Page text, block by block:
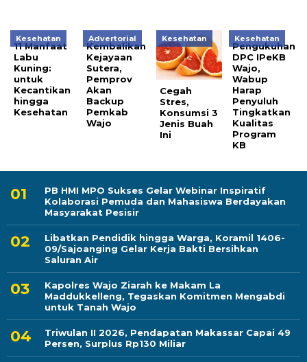
Kesehatan
11 Manfaat
Labu
Kuning:
untuk
Kecantikan
hingga
Kesehatan
Advertorial
Kembalikan
Kejayaan
Sutera,
Pemprov
Akan
Backup
Pemkab
Wajo
Kesehatan
Cegah
Stres,
Konsumsi 3
Jenis Buah
Ini
Kesehatan
Pengukuhan
DPC IPeKB
Wajo,
Wabup
Harap
Penyuluh
Tingkatkan
Kualitas
Program
KB
PB HMI MPO Sukses Gelar Webinar Inspiratif
Kolaborasi Pemuda dan Mahasiswa Berdayakan
Masyarakat Pesisir
Libatkan Pendidik hingga Warga, Koramil 1406-
09/Sajoanging Gelar Kerja Bakti Bersihkan
Saluran Air
Kapolres Wajo Ziarah ke Makam La
Maddukkelleng, Tegaskan Komitmen Mengabdi
untuk Tanah Wajo
Triwulan II 2026, Pendapatan Makassar Capai 49
Persen, Surplus Rp130 Miliar